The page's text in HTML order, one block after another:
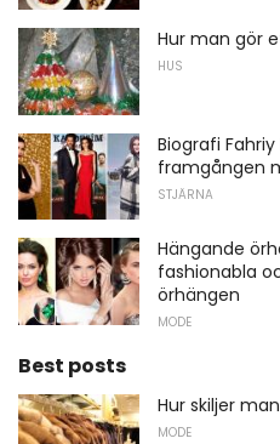
Hur man gör
HUS
Biografi
framgången
STJÄRNA
Hängande
fashionabla
örhängen
MODE
Best posts
Hur skiljer
MODE